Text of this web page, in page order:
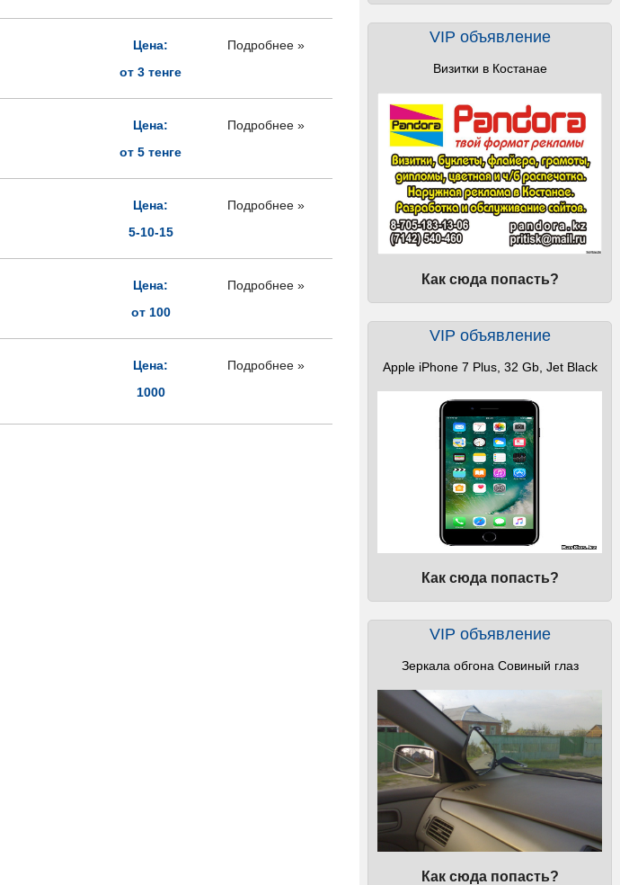
VIP объявление
Визитки в Костанае
Как сюда попасть?
VIP объявление
Apple iPhone 7 Plus, 32 Gb, Jet Black
Как сюда попасть?
VIP объявление
Зеркала обгона Совиный глаз
Как сюда попасть?
Цена:
от 3 тенге
Подробнее »
Цена:
от 5 тенге
Подробнее »
Цена:
5-10-15
Подробнее »
Цена:
от 100
Подробнее »
Цена:
1000
Подробнее »